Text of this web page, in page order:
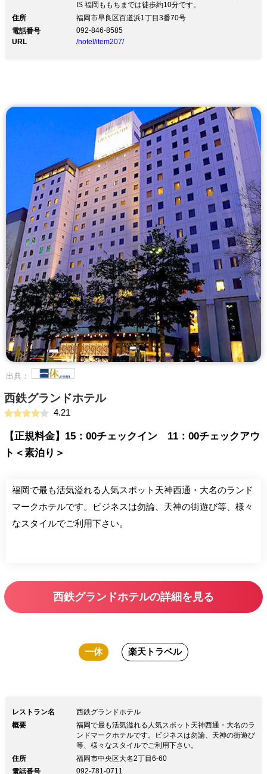
IS 福岡ももちまでは徒歩約10分です。
住所
福岡市早良区百道浜1丁目3番70号
電話番号
092-846-8585
URL
/hotel/item207/
出典：
西鉄グランドホテル
4.21
【正規料金】15：00チェックイン 11：00チェックアウ
ト＜素泊り＞
福岡で最も活気溢れる人気スポット天神西通・大名のランド
マークホテルです。ビジネスは勿論、天神の街遊び等、様々
なスタイルでご利用下さい。
西鉄グランドホテルの詳細を見る
一休 楽天トラベル
レストラン名
西鉄グランドホテル
概要
福岡で最も活気溢れる人気スポット天神西通・大名のラ
ンドマークホテルです。ビジネスは勿論、天神の街遊び
等、様々なスタイルでご利用下さい。
住所
福岡市中央区大名2丁目6-60
電話番号
092-781-0711